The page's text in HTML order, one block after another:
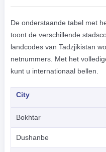
De onderstaande tabel met
toont de verschillende
landcodes van Tadzjikistan
netnummers. Met het
kunt u internationaal bellen.
City
Bokhtar
Dushanbe